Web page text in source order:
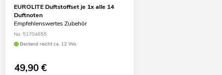
EUROLITE Duftstoffset je 1x alle 14
Duftnoten
Empfehlenswertes Zubehör
No. 51704655
Bestand reicht ca. 12 Wo.
49,90€